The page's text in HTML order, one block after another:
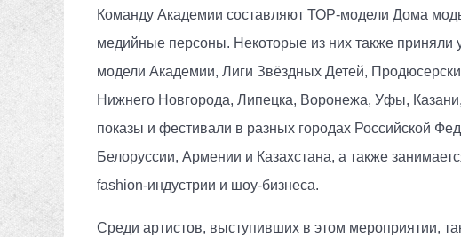
Команду Академии составляют ТОР-модели Дома
медийные персоны. Некоторые из них также приняли
модели Академии, Лиги Звёздных Детей,
Нижнего Новгорода, Липецка, Воронежа, Уфы,
показы и фестивали в разных городах Российской
Белоруссии, Армении и Казахстана, а также
fashion-индустрии и шоу-бизнеса.
Среди артистов, выступивших в этом мероприятии,